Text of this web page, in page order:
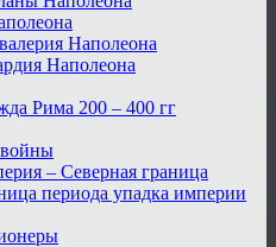
Наполеона
Наполеона
Рима 200 – 400 гг
– Северная граница
периода упадка империи